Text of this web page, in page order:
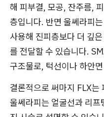
해 피부결, 모공, 잔주름,
층입니다. 반면 울쎄라피
사용해 진피층보다 더 깊
를 전달할 수 있습니다.
구조물로, 턱선이나 하안
결론적으로 써마지 FLX는
울쎄라피는 얼굴선과 리프